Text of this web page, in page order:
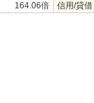
164.06倍 信用/貸借